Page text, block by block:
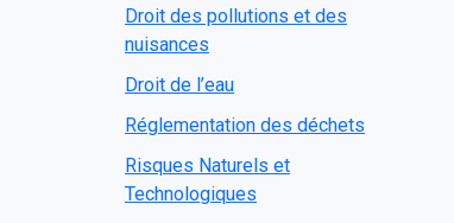
Droit des pollutions et des
nuisances
Droit de l’eau
Réglementation des déchets
Risques Naturels et
Technologiques